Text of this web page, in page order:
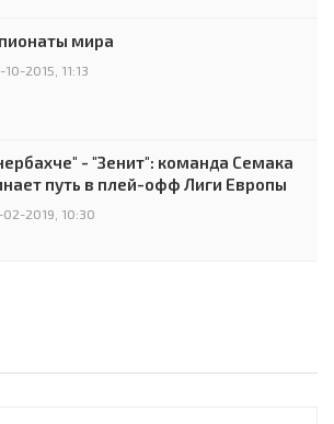
мира
10-2015, 11:13
- "Зенит": команда Семака
путь в плей-офф Лиги Европы
02-2019, 10:30